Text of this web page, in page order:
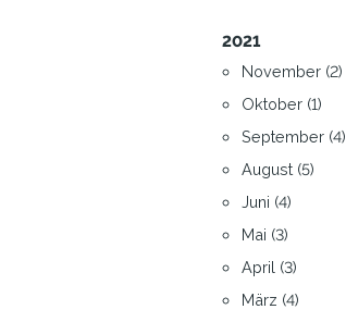
2021
November (2)
Oktober (1)
September (4)
August (5)
Juni (4)
Mai (3)
April (3)
März (4)